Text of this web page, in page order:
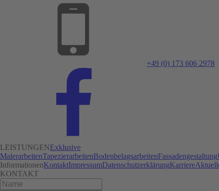
+49 (0) 173 606 2978
LEISTUNGENExklusive
MalerarbeitenTapezierarbeitenBodenbelagsarbeitenFassadengestaltung
InformationenKontaktImpressumDatenschutzerklärungKarriere
KONTAKT